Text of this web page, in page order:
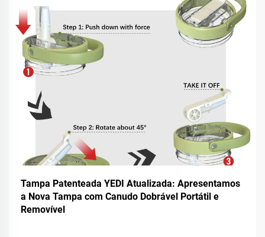
Tampa Patenteada YEDI Atualizada: Apresentamos
a Nova Tampa com Canudo Dobrável Portátil e
Removível